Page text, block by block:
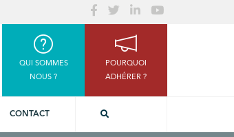
QUI SOMMES
NOUS ?
POURQUOI
ADHÉRER ?
CONTACT